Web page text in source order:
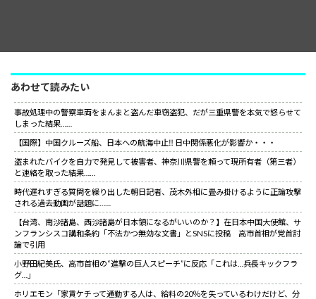
あわせて読みたい
事故処理中の警察車両をまんまと盗んだ車窃盗犯、だが三重県警を本気で怒らせて
しまった結果……
【国際】中国クルーズ船、日本への航海中止‼ 日中関係悪化が影響か・・・
盗まれたバイクを自力で発見して被害者、神奈川県警を頼って現所有者（第三者）
と連絡を取った結果……
時代遅れすぎる質問を繰り出した朝日記者、茂木外相に畳み掛けるように正論攻撃
される過去動画が話題に……
【台湾、南沙諸島、西沙諸島が日本領になるがいいのか？】在日本中国大使館、サ
ンフランシスコ講和条約「不法かつ無効な文書」とSNSに投稿 高市首相が党首討
論で引用
小野田紀美氏、高市首相の“進撃の巨人スピーチ”に反応「これは…兵長キックフラ
グ…」
ホリエモン「家賃ケチって通勤する人は、給料の20％を失っているわけだけど、分